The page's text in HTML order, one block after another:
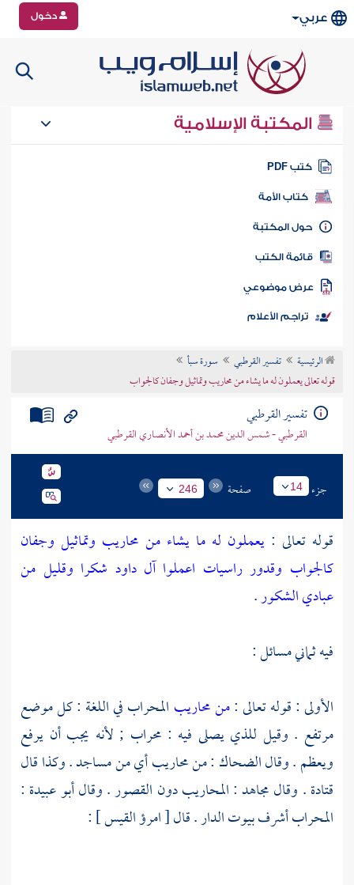
عربي دخول
المكتبة الإسلامية
كتب PDF
كتاب الأمة
المكتبة
الكتب
موضوعي
تراجم الأعلام
الرئيسية تفسير القرطبي
سورة سبأ
قوله تعالى يعملون له ما يشاء من محاريب وتماثيل وجفان كالجواب
تفسير القرطبي
القرطبي - شمس الدين محمد بن أحمد الأنصاري القرطبي
جزء 14 صفحة 246
قوله تعالى :يعملون له ما يشاء من محاريب وتماثيل وجفان
كالجواب وقدور راسيات اعملوا آل داود شكرا وقليل من
عبادي الشكور.
فيه ثماني مسائل :
الأولى : قوله تعالى :من محاريب المحراب في اللغة : كل موضع
مرتفع . وقيل للذي يصلى فيه : محراب ; لأنه يجب أن يرفع
ويعظم . وقالالضحاك : من محاريب أي من مساجد . وكذا قال
قتادة. وقالمجاهد: المحاريب دون القصور . وقالأبو عبيدة :
المحراب أشرف بيوت الدار . قال [امرؤ القيس] :